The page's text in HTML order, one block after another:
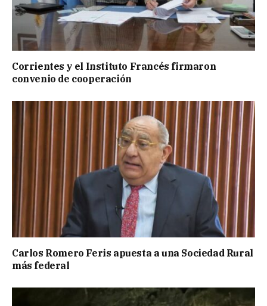
Corrientes y el Instituto Francés firmaron
convenio de cooperación
Carlos Romero Feris apuesta a una Sociedad Rural
más federal